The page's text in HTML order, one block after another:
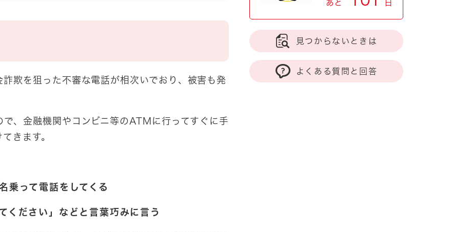
欺を狙った不審な電話が相次いでおり、被害も発
、金融機関やコンビニ等のATMに行ってすぐに手
きます。
て電話をしてくる
い」などと言葉巧みに言う
あと 日
見つからないときは
よくある質問と回答